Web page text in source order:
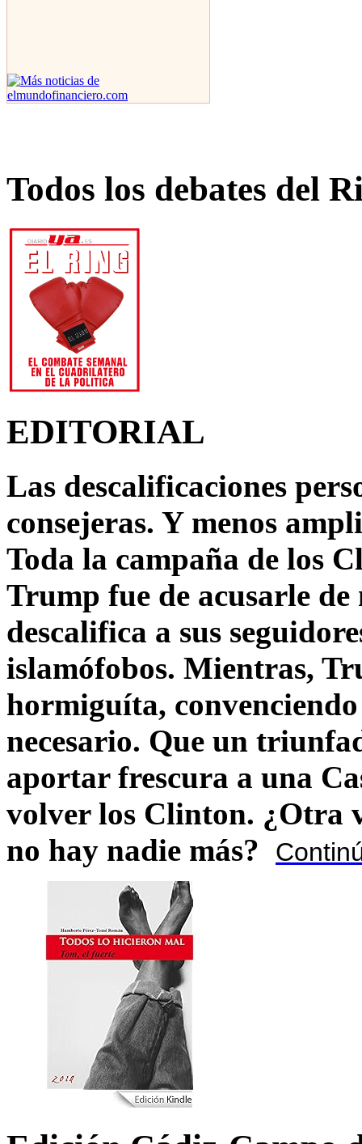
Todos los debates del
EDITORIAL
Las descalificaciones
consejeras. Y menos
Toda la campaña de los
Trump fue de acusarle
descalifica a sus
islamófobos. Mientras,
hormiguíta,
necesario. Que un
aportar frescura a una
volver los Clinton. ¿Otra
no hay nadie más?